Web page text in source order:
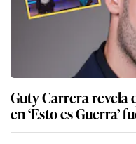
Guty Carrera revela
en ‘Esto es Guerra’